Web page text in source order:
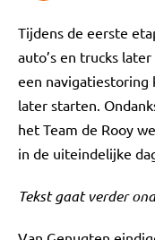
Tijdens de eerste
auto’s en trucks
een navigatiestoring
later starten.
het Team de Rooy
in de uiteindelijke
Tekst gaat verder